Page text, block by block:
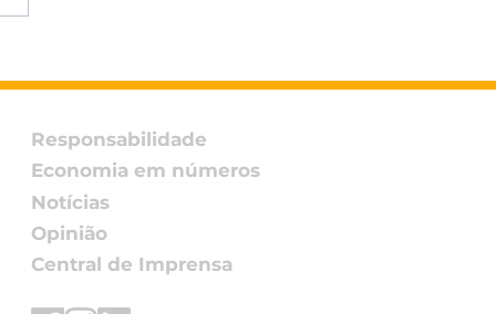
à final do Fi
snack assado de
Non-GMO
Responsabilidade
Economia em números
Notícias
Opinião
Central de Imprensa